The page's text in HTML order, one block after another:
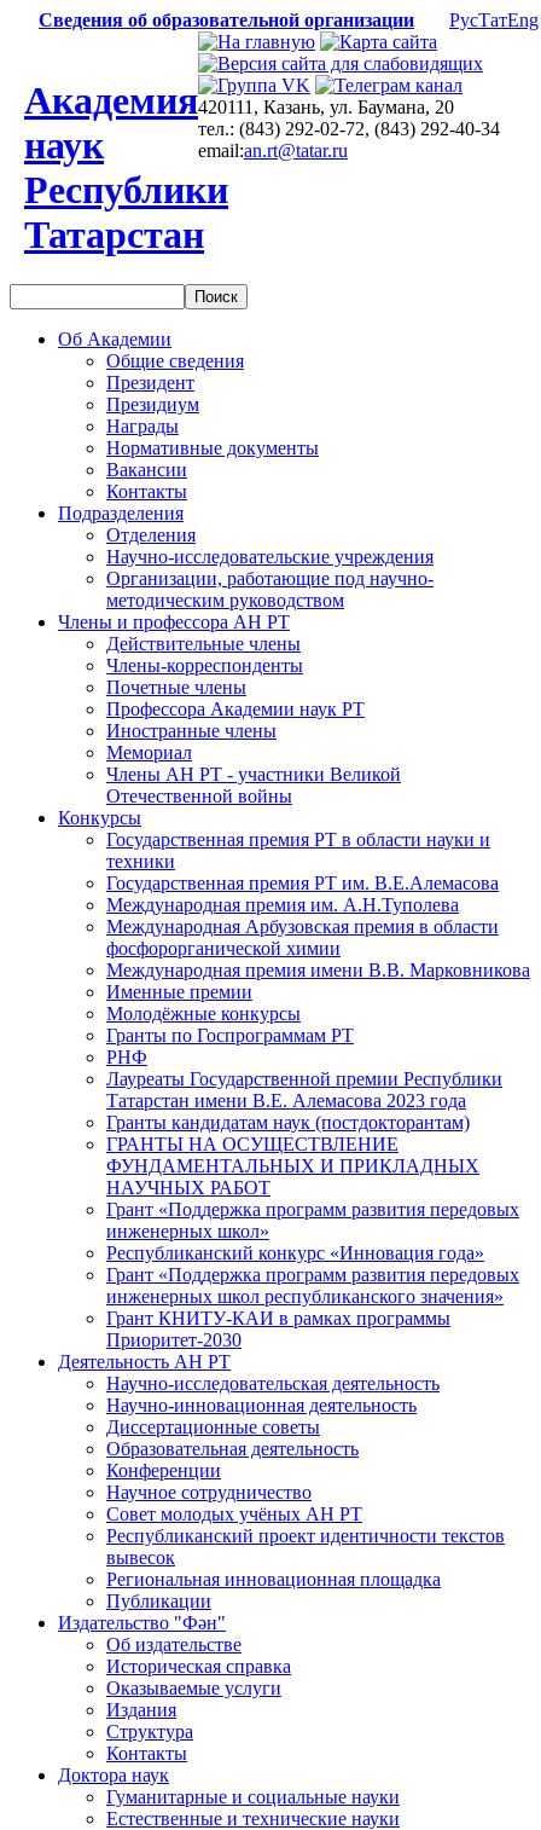
Сведения об образовательной организации РусТатEng
Академия
наук
Республики
Татарстан
420111, Казань, ул. Баумана, 20
тел.: (843) 292-02-72, (843) 292-40-34
email:an.rt@tatar.ru
Об Академии
Общие сведения
Президент
Президиум
Награды
Нормативные документы
Вакансии
Контакты
Подразделения
Отделения
Научно-исследовательские учреждения
Организации, работающие под научно-
методическим руководством
Члены и профессора АН РТ
Действительные члены
Члены-корреспонденты
Почетные члены
Профессора Академии наук РТ
Иностранные члены
Мемориал
Члены АН РТ - участники Великой
Отечественной войны
Конкурсы
Государственная премия РТ в области науки и
техники
Государственная премия РТ им. В.Е.Алемасова
Международная премия им. А.Н.Туполева
Международная Арбузовская премия в области
фосфорорганической химии
Международная премия имени В.В. Марковникова
Именные премии
Молодёжные конкурсы
Гранты по Госпрограммам РТ
РНФ
Лауреаты Государственной премии Республики
Татарстан имени В.Е. Алемасова 2023 года
Гранты кандидатам наук (постдокторантам)
ГРАНТЫ НА ОСУЩЕСТВЛЕНИЕ
ФУНДАМЕНТАЛЬНЫХ И ПРИКЛАДНЫХ
НАУЧНЫХ РАБОТ
Грант «Поддержка программ развития передовых
инженерных школ»
Республиканский конкурс «Инновация года»
Грант «Поддержка программ развития передовых
инженерных школ республиканского значения»
Грант КНИТУ-КАИ в рамках программы
Приоритет-2030
Деятельность АН РТ
Научно-исследовательская деятельность
Научно-инновационная деятельность
Диссертационные советы
Образовательная деятельность
Конференции
Научное сотрудничество
Совет молодых учёных АН РТ
Республиканский проект идентичности текстов
вывесок
Региональная инновационная площадка
Публикации
Издательство "Фән"
Об издательстве
Историческая справка
Оказываемые услуги
Издания
Структура
Контакты
Доктора наук
Гуманитарные и социальные науки
Естественные и технические науки